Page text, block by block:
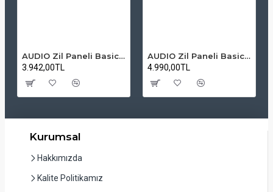
AUDIO Zil Paneli Basic Hpli Çift Buton 14'lü Sesli Apartman Diafon Kapı Paneli
3.942,00TL
AUDIO Zil Paneli Basic Hpli Çift Buton 20'li Sesli Apartman Diafon Kapı Paneli
4.990,00TL
Kurumsal
Hakkımızda
Kalite Politikamız